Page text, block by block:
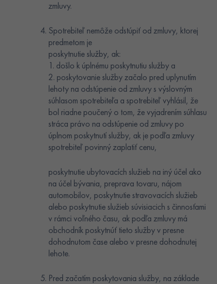
zmluvy.
Spotrebiteľ nemôže odstúpiť od zmluvy, ktorej
predmetom je
poskytnutie služby, ak:
1. došlo k úplnému poskytnutiu služby a
2. poskytovanie služby začalo pred uplynutím
lehoty na odstúpenie od zmluvy s výslovným
súhlasom spotrebiteľa a spotrebiteľ vyhlásil, že
bol riadne poučený o tom, že vyjadrením súhlasu
stráca právo na odstúpenie od zmluvy po
úplnom poskytnutí služby, ak je podľa zmluvy
spotrebiteľ povinný zaplatiť cenu,
poskytnutie ubytovacích služieb na iný účel ako
na účel bývania, preprava tovaru, nájom
automobilov, poskytnutie stravovacích služieb
alebo poskytnutie služieb súvisiacich s činnosťami
v rámci voľného času, ak podľa zmluvy má
obchodník poskytnúť tieto služby v presne
dohodnutom čase alebo v presne dohodnutej
lehote.
Pred začatím poskytovania služby, na základe